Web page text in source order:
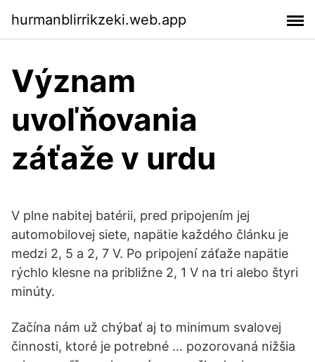
hurmanblirrikzeki.web.app
Význam
uvoľňovania
záťaže v urdu
V plne nabitej batérii, pred pripojením jej
automobilovej siete, napätie každého článku je
medzi 2, 5 a 2, 7 V. Po pripojení záťaže napätie
rýchlo klesne na približne 2, 1 V na tri alebo štyri
minúty.
Začína nám už chýbať aj to minimum svalovej
činnosti, ktoré je potrebné … pozorovaná nižšia